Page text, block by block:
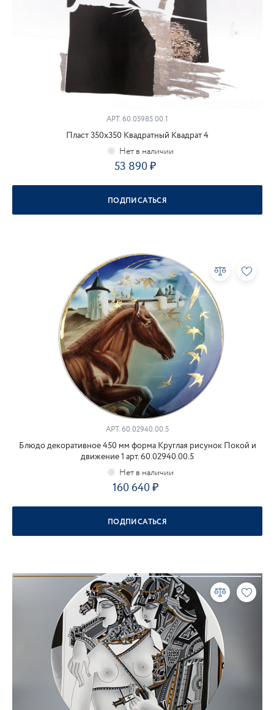
АРТ.60.05985.00.1
Пласт 350х350 Квадратный Квадрат 4
53 890
ПОДПИСАТЬСЯ
АРТ.60.02940.00.5
Блюдо декоративное 450 мм форма Круглая рисунок Покой и
движение 1 арт. 60.02940.00.5
160 640
ПОДПИСАТЬСЯ